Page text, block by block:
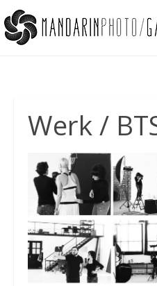
Privát ügyfeleknek
Egyéb
Werk /